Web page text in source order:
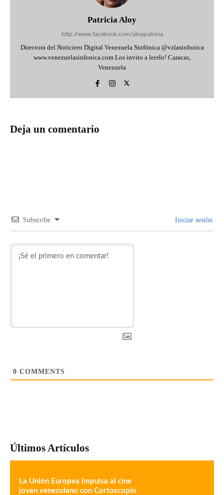
Patricia Aloy
http://www.facebook.com/aloypatricia
Directora del Noticiero Digital Venezuela Sinfónica @vzlasinfonica
www.venezuelasinfonica.com Los invito a leerlo! Caracas,
Venezuela
Deja un comentario
Subscribe Iniciar sesión
0 COMMENTS
Últimos Artículos
La Unión Europea impulsa al cine
joven venezolano con Cortoscopio